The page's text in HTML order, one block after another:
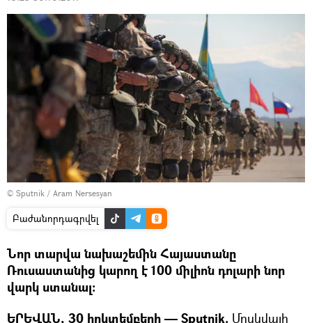
© Sputnik / Aram Nersesyan
Բաժանորդագրվել
Նոր տարվա նախաշեմին Հայաստանը
Ռուսաստանից կարող է 100 միլիոն դոլարի նոր
վարկ ստանալ:
ԵՐԵՎԱՆ, 30 հոկտեմբերի — Sputnik. Մոսկվայի